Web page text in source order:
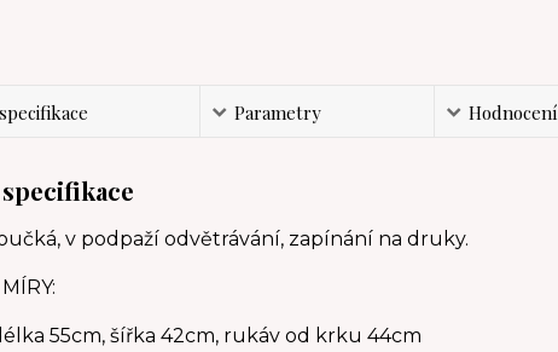
Parametry Hodnocení
v podpaží odvětrávání, zapínání na druky.
55cm, šířka 42cm, rukáv od krku 44cm